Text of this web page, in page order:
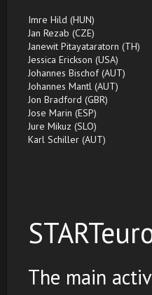
Imre Hild (HUN)
Jan Rezab (CZE)
Janewit Pitayataratorn (TH)
Jessica Erickson (USA)
Johannes Bischof (AUT)
Johannes Mantl (AUT)
Jon Bradford (GBR)
Jose Marin (ESP)
Jure Mikuz (SLO)
Karl Schiller (AUT)
The main